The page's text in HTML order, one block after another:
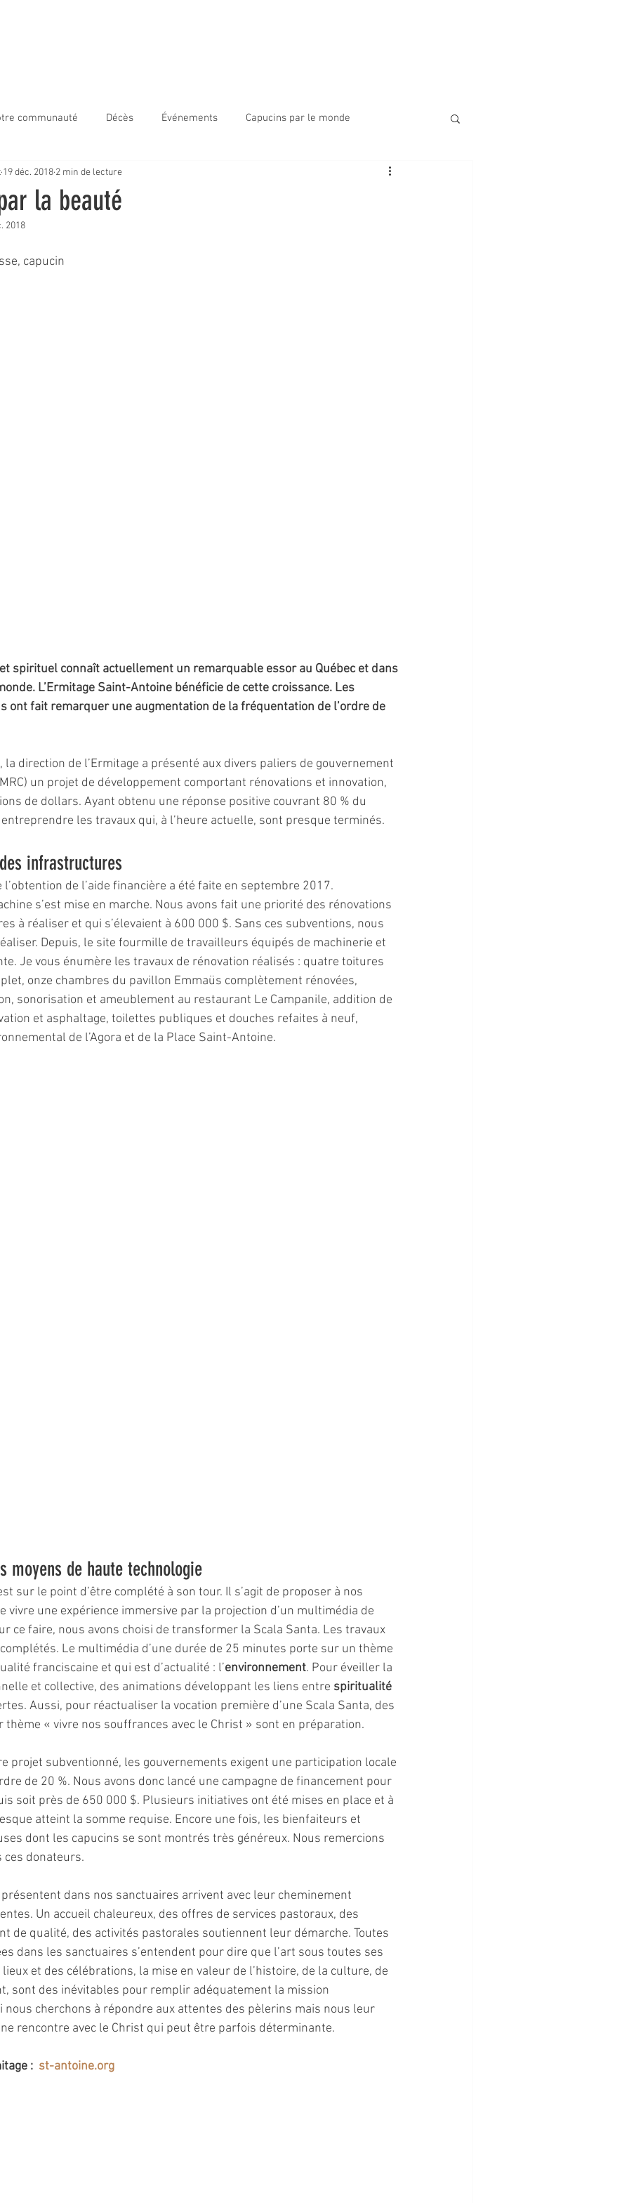
communauté Décès Événements Capucins par le monde
frères en mission Capucins par le monde
jeunesse
la beauté
19 déc. 2018 2 min de lecture
2018
capucin
spirituel connaît actuellement un remarquable essor au Québec et dans
L’Ermitage Saint-Antoine bénéficie de cette croissance. Les
ont fait remarquer une augmentation de la fréquentation de l’ordre de
la direction de l’Ermitage a présenté aux divers paliers de gouvernement
un projet de développement comportant rénovations et innovation,
de dollars. Ayant obtenu une réponse positive couvrant 80 % du
les travaux qui, à l’heure actuelle, sont presque terminés.
infrastructures
l’obtention de l’aide financière a été faite en septembre 2017.
s’est mise en marche. Nous avons fait une priorité des rénovations
à réaliser et qui s’élevaient à 600 000 $. Sans ces subventions, nous
Depuis, le site fourmille de travailleurs équipés de machinerie et
Je vous énumère les travaux de rénovation réalisés : quatre toitures
onze chambres du pavillon Emmaüs complètement rénovées,
sonorisation et ameublement au restaurant Le Campanile, addition de
et asphaltage, toilettes publiques et douches refaites à neuf,
de l’Agora et de la Place Saint-Antoine.
moyens de haute technologie
sur le point d’être complété à son tour. Il s’agit de proposer à nos
vivre une expérience immersive par la projection d’un multimédia de
ce faire, nous avons choisi de transformer la Scala Santa. Les travaux
Le multimédia d’une durée de 25 minutes porte sur un thème
franciscaine et qui est d’actualité : l’environnement. Pour éveiller la
et collective, des animations développant les liens entre spiritualité
Aussi, pour réactualiser la vocation première d’une Scala Santa, des
thème « vivre nos souffrances avec le Christ » sont en préparation.
projet subventionné, les gouvernements exigent une participation locale
de 20 %. Nous avons donc lancé une campagne de financement pour
soit près de 650 000 $. Plusieurs initiatives ont été mises en place et à
atteint la somme requise. Encore une fois, les bienfaiteurs et
dont les capucins se sont montrés très généreux. Nous remercions
donateurs.
dans nos sanctuaires arrivent avec leur cheminement
Un accueil chaleureux, des offres de services pastoraux, des
de qualité, des activités pastorales soutiennent leur démarche. Toutes
dans les sanctuaires s’entendent pour dire que l’art sous toutes ses
et des célébrations, la mise en valeur de l’histoire, de la culture, de
sont des inévitables pour remplir adéquatement la mission
nous cherchons à répondre aux attentes des pèlerins mais nous leur
rencontre avec le Christ qui peut être parfois déterminante.
: st-antoine.org